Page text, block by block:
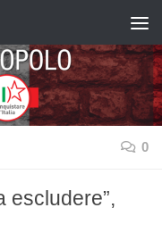
0
escludere”,